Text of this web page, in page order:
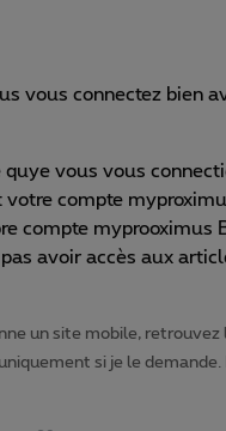
vous connectez bien
quye vous vous
votre compte
compte
avoir accès aux
un site mobile,
si je le